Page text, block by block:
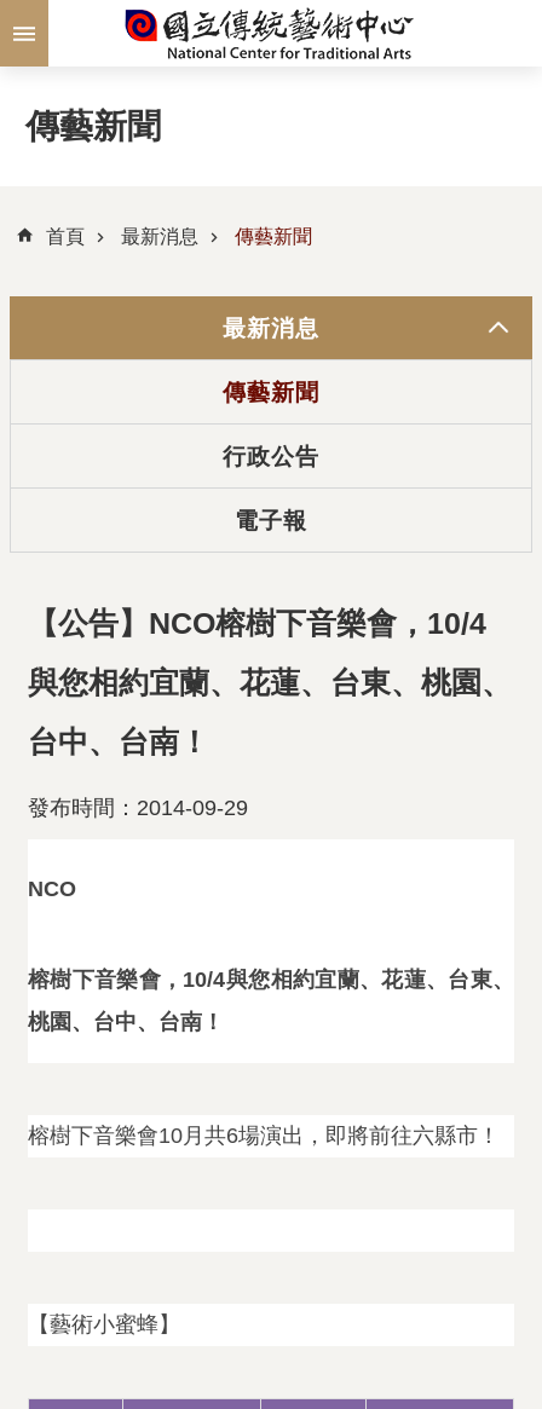
跳到主要內容區塊
傳藝新聞
首頁 最新消息 傳藝新聞
最新消息
傳藝新聞
行政公告
電子報
【公告】NCO榕樹下音樂會，10/4
與您相約宜蘭、花蓮、台東、桃園、
台中、台南！
發布時間：2014-09-29
NCO
榕樹下音樂會，10/4與您相約宜蘭、花蓮、台東、
桃園、台中、台南！
榕樹下音樂會10月共6場演出，即將前往六縣市！
【藝術小蜜蜂】